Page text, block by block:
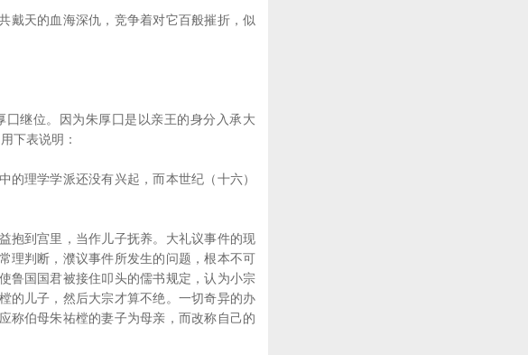
天的血海深仇，竞争着对它百般摧折，似
继位。因为朱厚囗是以亲王的身分入承大
下表说明：
理学学派还没有兴起，而本世纪（十六）
到宫里，当作儿子抚养。大礼议事件的现
理判断，濮议事件所发生的问题，根本不可
鲁国国君被接住叩头的儒书规定，认为小宗
的儿子，然后大宗才算不绝。一切奇异的办
称伯母朱祐樘的妻子为母亲，而改称自己的